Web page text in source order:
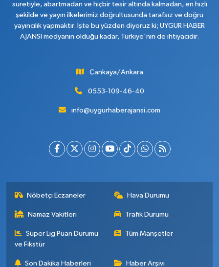
suretiyle, abartmadan ve hiçbir tesir altında kalmadan, en hızlı
şekilde ve yayın ilkelerimiz doğrultusunda tarafsız ve doğru
yayıncılık yapmaktır. İşte bu yüzden diyoruz ki; UYGUR HABER
AJANSI medyanın olduğu kadar, Türkiye'nin de ihtiyacıdır.
Çankaya/Ankara
0553-109-46-40
info@uygurhaberajansi.com
Nöbetçi Eczaneler Hava Durumu
Namaz Vakitleri Trafik Durumu
Süper Lig Puan Durumu
ve Fikstür
Tüm Manşetler
Son Dakika Haberleri Haber Arşivi